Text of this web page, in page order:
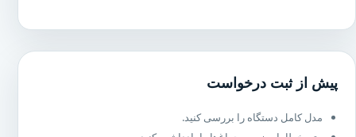
پیش از ثبت درخواست
مدل کامل دستگاه را بررسی کنید.